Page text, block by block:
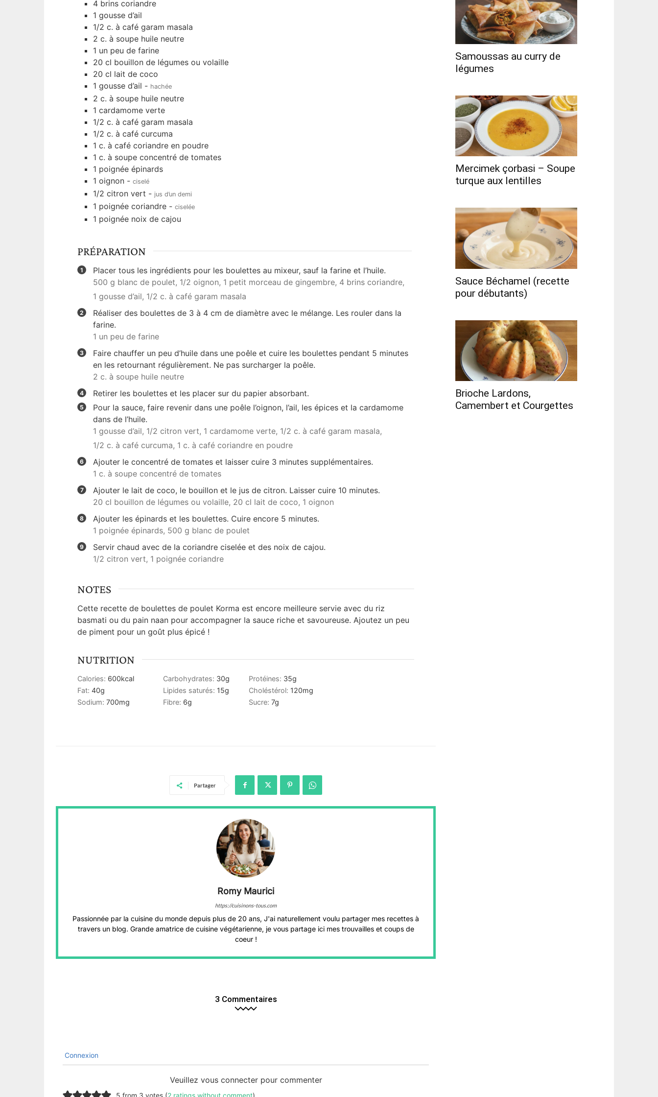
4 brins coriandre
1 gousse d’ail
1/2 c. à café garam masala
2 c. à soupe huile neutre
1 un peu de farine
20 cl bouillon de légumes ou volaille
20 cl lait de coco
1 gousse d’ail - hachée
2 c. à soupe huile neutre
1 cardamome verte
1/2 c. à café garam masala
1/2 c. à café curcuma
1 c. à café coriandre en poudre
1 c. à soupe concentré de tomates
1 poignée épinards
1 oignon - ciselé
1/2 citron vert - jus d’un demi
1 poignée coriandre - ciselée
1 poignée noix de cajou
PRÉPARATION
Placer tous les ingrédients pour les boulettes au mixeur, sauf la farine et l’huile.
500 g blanc de poulet, 1/2 oignon, 1 petit morceau de gingembre, 4 brins coriandre,
1 gousse d’ail, 1/2 c. à café garam masala
Réaliser des boulettes de 3 à 4 cm de diamètre avec le mélange. Les rouler dans la
farine.
1 un peu de farine
Faire chauffer un peu d’huile dans une poêle et cuire les boulettes pendant 5 minutes
en les retournant régulièrement. Ne pas surcharger la poêle.
2 c. à soupe huile neutre
Retirer les boulettes et les placer sur du papier absorbant.
Pour la sauce, faire revenir dans une poêle l’oignon, l’ail, les épices et la cardamome
dans de l’huile.
1 gousse d’ail, 1/2 citron vert, 1 cardamome verte, 1/2 c. à café garam masala,
1/2 c. à café curcuma, 1 c. à café coriandre en poudre
Ajouter le concentré de tomates et laisser cuire 3 minutes supplémentaires.
1 c. à soupe concentré de tomates
Ajouter le lait de coco, le bouillon et le jus de citron. Laisser cuire 10 minutes.
20 cl bouillon de légumes ou volaille, 20 cl lait de coco, 1 oignon
Ajouter les épinards et les boulettes. Cuire encore 5 minutes.
1 poignée épinards, 500 g blanc de poulet
Servir chaud avec de la coriandre ciselée et des noix de cajou.
1/2 citron vert, 1 poignée coriandre
NOTES
Cette recette de boulettes de poulet Korma est encore meilleure servie avec du riz
basmati ou du pain naan pour accompagner la sauce riche et savoureuse. Ajoutez un peu
de piment pour un goût plus épicé !
NUTRITION
Calories: 600kcal Carbohydrates: 30g Protéines: 35g
Fat: 40g Lipides saturés: 15g Choléstérol: 120mg
Sodium: 700mg Fibre: 6g Sucre: 7g
Partager
Romy Maurici
https://cuisinons-tous.com
Passionnée par la cuisine du monde depuis plus de 20 ans, J'ai naturellement voulu partager mes recettes à
travers un blog. Grande amatrice de cuisine végétarienne, je vous partage ici mes trouvailles et coups de
coeur !
3 Commentaires
Connexion
Veuillez vous connecter pour commenter
5 from 3 votes (2 ratings without comment)
Samoussas au curry de
légumes
Mercimek çorbasi – Soupe
turque aux lentilles
Sauce Béchamel (recette
pour débutants)
Brioche Lardons,
Camembert et Courgettes